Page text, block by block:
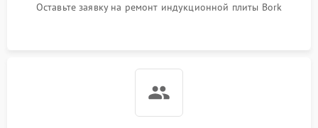
Оставьте заявку на ремонт индукционной плиты Bork